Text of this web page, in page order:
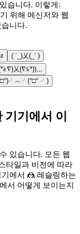
습니다. 이렇게:
위해 메신저와 웹
니다.
( `_)乂(_’ )
乂(∇≦*)),,,
╯)
기에서 이
있습니다. 모든 웹
타일과 비전에 따라
에서 🤼 레슬링하는
서 어떻게 보이는지